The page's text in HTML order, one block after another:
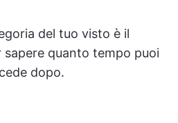
del tuo visto è il
sapere quanto tempo puoi
dopo.